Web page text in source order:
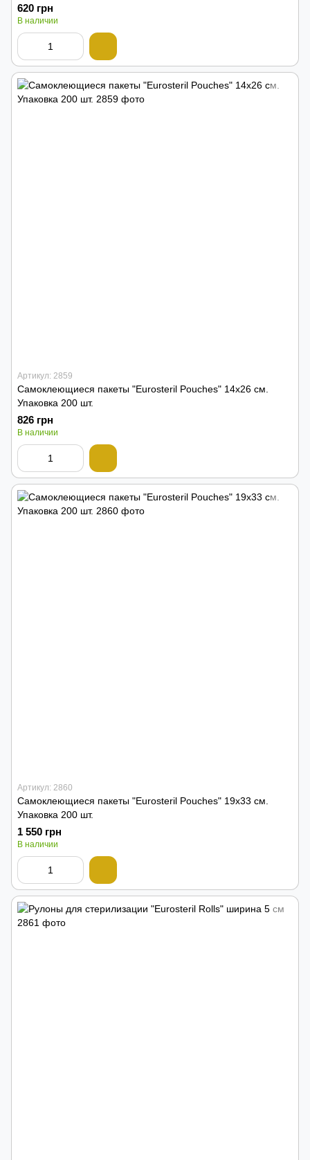
620 грн
В наличии
Артикул: 2859
Самоклеющиеся пакеты "Eurosteril Pouches" 14х26 см.
Упаковка 200 шт.
826 грн
В наличии
Артикул: 2860
Самоклеющиеся пакеты "Eurosteril Pouches" 19х33 см.
Упаковка 200 шт.
1 550 грн
В наличии